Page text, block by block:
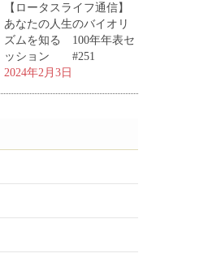
【ロータスライフ通信】
あなたの人生のバイオリ
ズムを知る 100年年表セ
ッション #251
2024年2月3日